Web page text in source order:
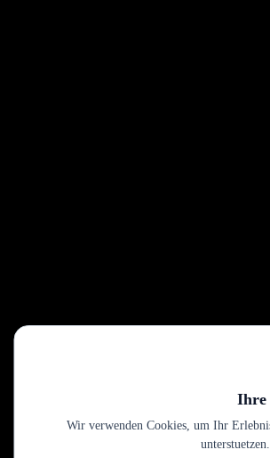
Ihre
Wir verwenden Cookies, um Ihr